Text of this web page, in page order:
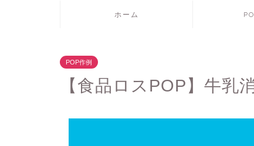
ホーム
POP作例
【食品ロスPOP】牛乳